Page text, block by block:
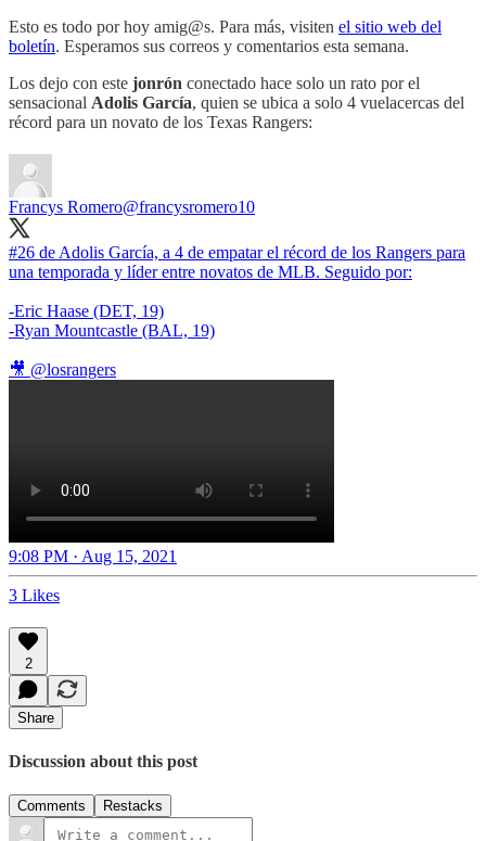
Esto es todo por hoy amig@s. Para más, visiten el sitio web del
boletín. Esperamos sus correos y comentarios esta semana.
Los dejo con este jonrón conectado hace solo un rato por el
sensacional Adolis García, quien se ubica a solo 4 vuelacercas del
récord para un novato de los Texas Rangers:
Francys Romero@francysromero10
#26 de Adolis García, a 4 de empatar el récord de los Rangers para
una temporada y líder entre novatos de MLB. Seguido por:
-Eric Haase (DET, 19)
-Ryan Mountcastle (BAL, 19)
🎥 @losrangers
9:08 PM · Aug 15, 2021
3 Likes
2
Share
Discussion about this post
Comments Restacks